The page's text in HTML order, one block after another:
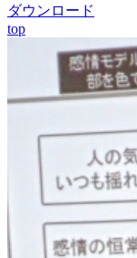
ダウンロード
top